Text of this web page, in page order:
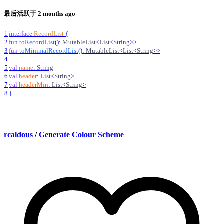
最后活跃于 2 months ago
1 interface RecordList {
2 fun toRecordList(): MutableList<List<String>>
3 fun toMinimalRecordList(): MutableList<List<String>>
4
5 val name: String
6 val header: List<String>
7 val headerMin: List<String>
8 }
rcaldous / Generate Colour Scheme